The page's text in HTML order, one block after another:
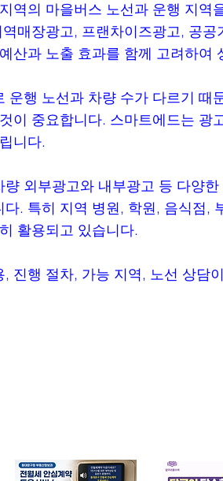
역의 마을버스 노선과 운행 지
매장광고, 프랜차이즈광고, 공
산과 노출 효과를 함께 고려하여
운행 노선과 차량 수가 다르기
이 중요합니다. 스마트에드는
니다.
외부광고와 내부광고 등 다양
. 특히 지역 병원, 학원, 음식점,
활용되고 있습니다.
진행 절차, 가능 지역, 노선 상담